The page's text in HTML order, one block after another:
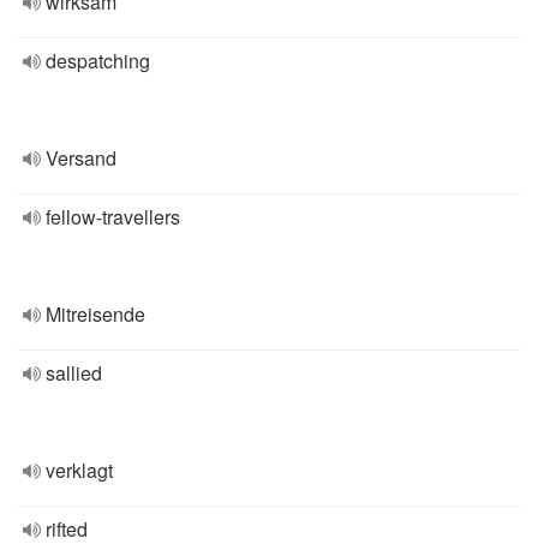
despatching
Versand
fellow-travellers
Mitreisende
sallied
verklagt
rifted